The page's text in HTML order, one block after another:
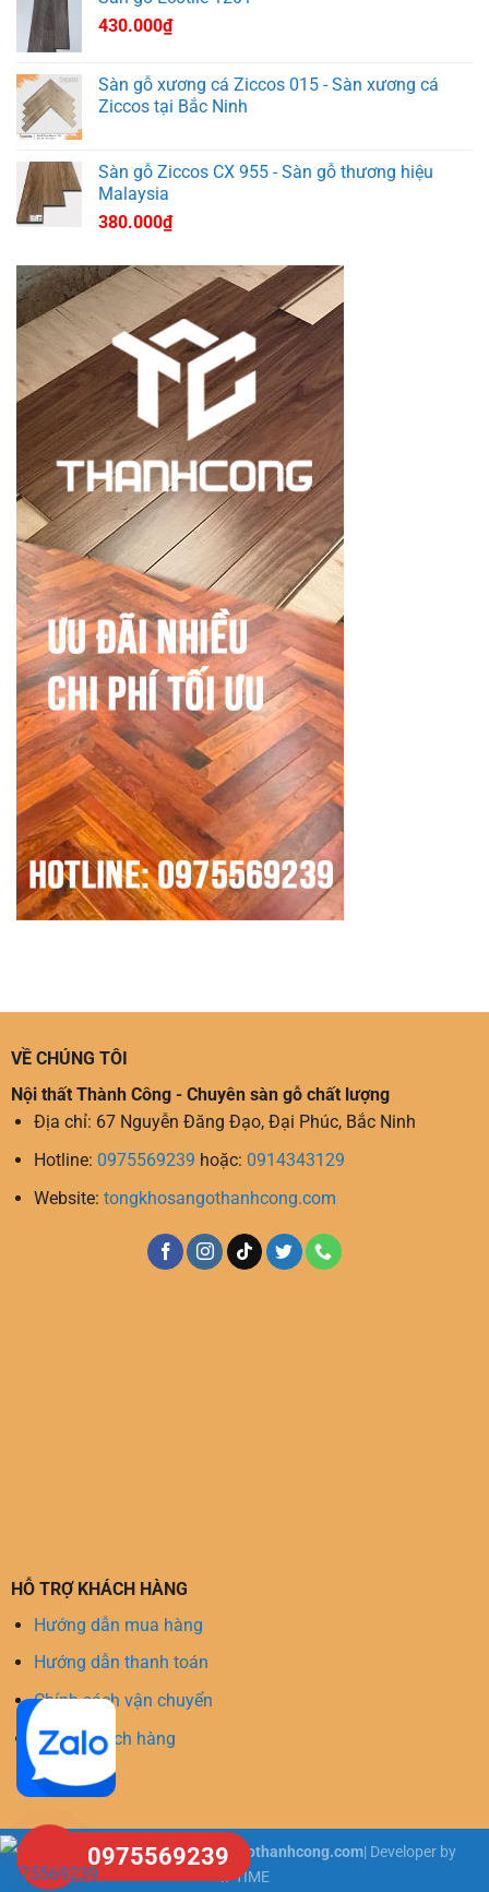
430.000₫
Sàn gỗ xương cá Ziccos 015 - Sàn xương cá
Ziccos tại Bắc Ninh
Sàn gỗ Ziccos CX 955 - Sàn gỗ thương hiệu
Malaysia
380.000₫
VỀ CHÚNG TÔI
Nội thất Thành Công - Chuyên sàn gỗ chất lượng
Địa chỉ: 67 Nguyễn Đăng Đạo, Đại Phúc, Bắc Ninh
Hotline: 0975569239 hoặc: 0914343129
Website: tongkhosangothanhcong.com
HỖ TRỢ KHÁCH HÀNG
Hướng dẫn mua hàng
Hướng dẫn thanh toán
Chính sách vận chuyển
Hỗ trợ khách hàng
Copyright 2026 ©tongkhosangothanhcong.com| Developer by
IPTIME
0975569239